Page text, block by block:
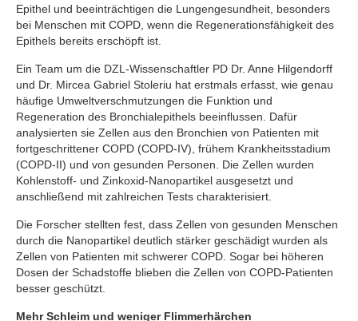
Epithel und beeinträchtigen die Lungengesundheit, besonders
bei Menschen mit COPD, wenn die Regenerationsfähigkeit des
Epithels bereits erschöpft ist.
Ein Team um die DZL-Wissenschaftler PD Dr. Anne Hilgendorff
und Dr. Mircea Gabriel Stoleriu hat erstmals erfasst, wie genau
häufige Umweltverschmutzungen die Funktion und
Regeneration des Bronchialepithels beeinflussen. Dafür
analysierten sie Zellen aus den Bronchien von Patienten mit
fortgeschrittener COPD (COPD-IV), frühem Krankheitsstadium
(COPD-II) und von gesunden Personen. Die Zellen wurden
Kohlenstoff- und Zinkoxid-Nanopartikel ausgesetzt und
anschließend mit zahlreichen Tests charakterisiert.
Die Forscher stellten fest, dass Zellen von gesunden Menschen
durch die Nanopartikel deutlich stärker geschädigt wurden als
Zellen von Patienten mit schwerer COPD. Sogar bei höheren
Dosen der Schadstoffe blieben die Zellen von COPD-Patienten
besser geschützt.
Mehr Schleim und weniger Flimmerhärchen